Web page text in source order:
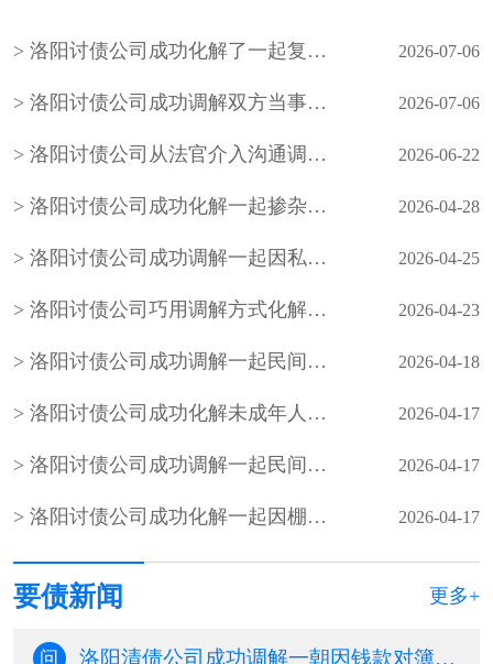
洛阳讨债公司成功化解了一起复杂的劳动争议纠纷，有效维护双方当事人的合法权益 2026-07-06
洛阳讨债公司成功调解双方当事人共同承担杨某甲户西墙墙体倒塌部分的维修费用 2026-07-06
洛阳讨债公司从法官介入沟通调解、双方达成一致，到钱款即时兑付、当事人提交撤诉申请，郧西法院依托线上调解机制快速化解矛盾，高效兑现了当事人的合法权益 2026-06-22
洛阳讨债公司成功化解一起掺杂着家庭赡养和土地耕种的矛盾纠纷 2026-04-28
洛阳讨债公司成功调解一起因私自占用村内主干道引发的邻里纠纷 2026-04-25
洛阳讨债公司巧用调解方式化解抚养纠纷让非婚生子女的平等权利落到实处 2026-04-23
洛阳讨债公司成功调解一起民间借贷纠纷，张某某将剩余5000元欠款全部归还刘某 2026-04-18
洛阳讨债公司成功化解未成年人抚养纠纷 2026-04-17
洛阳讨债公司成功调解一起民间借贷合同纠纷，有效化解了双方当事人的矛盾隔阂 2026-04-17
洛阳讨债公司成功化解一起因棚顶漏水引发的居民与物业纠纷 2026-04-17
要债新闻 更多+
问 洛阳清债公司成功调解一朝因钱款对簿公堂。一场跨越十载的借贷纠纷